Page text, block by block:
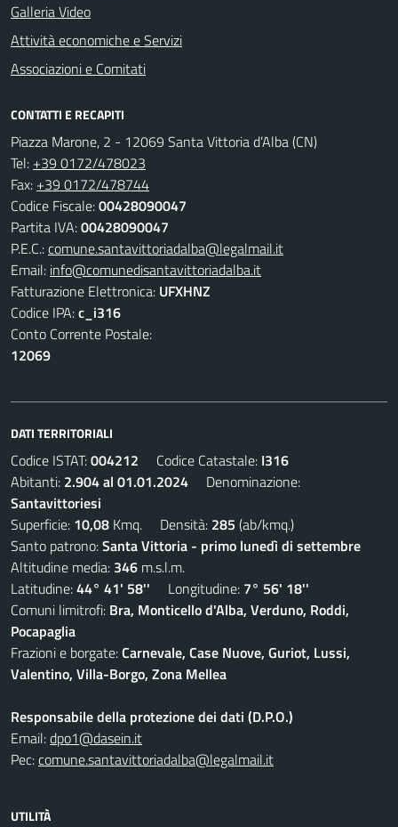
Galleria Video
Attività economiche e Servizi
Associazioni e Comitati
CONTATTI E RECAPITI
Piazza Marone, 2 - 12069 Santa Vittoria d’Alba (CN)
Tel: +39 0172/478023
Fax: +39 0172/478744
Codice Fiscale:00428090047
Partita IVA:00428090047
P.E.C.:comune.santavittoriadalba@legalmail.it
Email: info@comunedisantavittoriadalba.it
Fatturazione Elettronica: UFXHNZ
Codice IPA:c_i316
Conto Corrente Postale:
12069
DATI TERRITORIALI
Codice ISTAT:004212 Codice Catastale: I316
Abitanti: 2.904 al 01.01.2024 Denominazione:
Santavittoriesi
Superficie: 10,08 Kmq. Densità: 285 (ab/kmq.)
Santo patrono:Santa Vittoria - primo lunedì di settembre
Altitudine media: 346 m.s.l.m.
Latitudine:44° 41' 58'' Longitudine: 7° 56' 18''
Comuni limitrofi: Bra, Monticello d'Alba, Verduno, Roddi,
Pocapaglia
Frazioni e borgate:Carnevale, Case Nuove, Guriot, Lussi,
Valentino, Villa-Borgo, Zona Mellea
Responsabile della protezione dei dati (D.P.O.)
Email:dpo1@dasein.it
Pec:comune.santavittoriadalba@legalmail.it
UTILITÀ